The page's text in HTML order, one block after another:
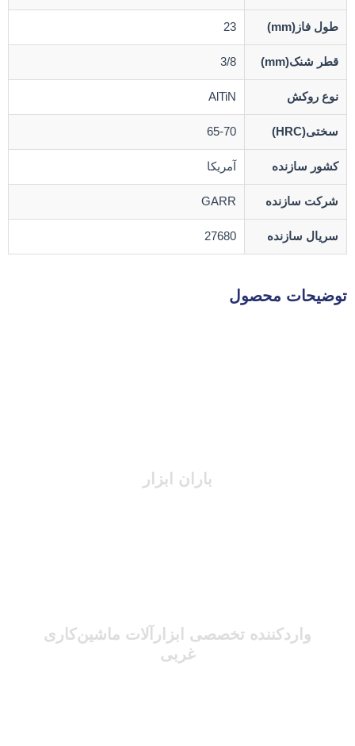
طول فاز(mm) 23
قطر شنک(mm) 3/8
نوع روکش AlTiN
سختی(HRC) 65-70
کشور سازنده آمریکا
شرکت سازنده GARR
سریال سازنده 27680
توضیحات محصول
باران ابزار
واردکننده تخصصی ابزارآلات ماشین‌کاری
غربی